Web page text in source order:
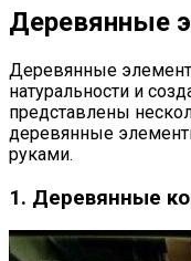
Деревянные
Деревянные
натуральности и
представлены
деревянные
руками.
1. Деревянные